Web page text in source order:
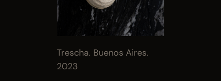
Trescha. Buenos Aires.
2023